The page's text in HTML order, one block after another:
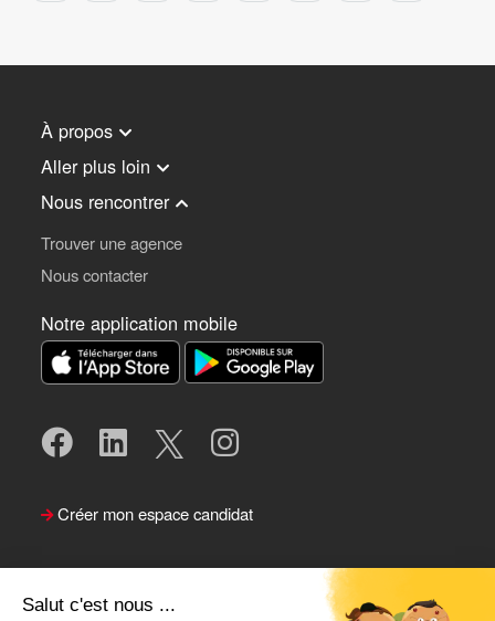
Salut c'est nous ...
À propos
Aller plus loin
Nous rencontrer
Trouver une agence
Nous contacter
Notre application mobile
Créer mon espace candidat